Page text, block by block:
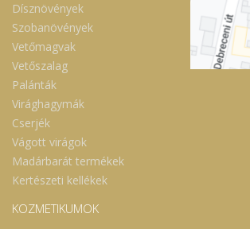
Dísznövények
Szobanövények
Vetőmagvak
Vetőszalag
Palánták
Virághagymák
Cserjék
Vágott virágok
Madárbarát termékek
Kertészeti kellékek
KOZMETIKUMOK